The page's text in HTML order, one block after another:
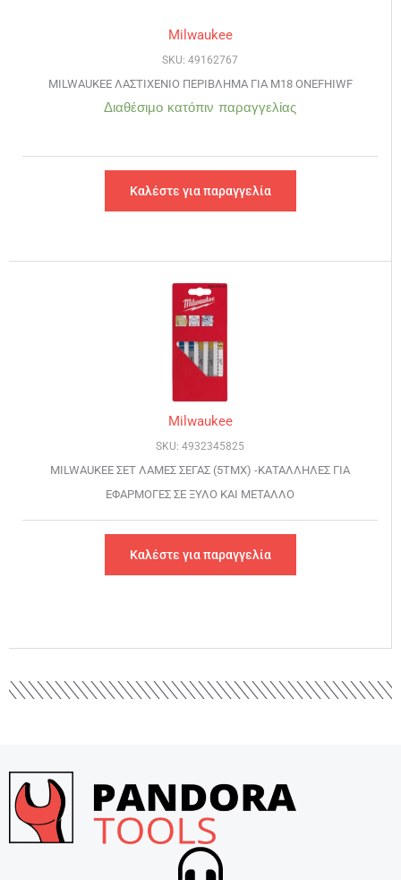
Milwaukee
SKU: 49162767
MILWAUKEE ΛΑΣΤΙΧΕΝΙΟ ΠΕΡΙΒΛΗΜΑ ΓΙΑ M18 ONEFHIWF
Διαθέσιμο κατόπιν παραγγελίας
Καλέστε για παραγγελία
Milwaukee
SKU: 4932345825
MILWAUKEE ΣΕΤ ΛΑΜΕΣ ΣΕΓΑΣ (5ΤΜΧ) -ΚΑΤΑΛΛΗΛΕΣ ΓΙΑ
ΕΦΑΡΜΟΓΕΣ ΣΕ ΞΥΛΟ ΚΑΙ ΜΕΤΑΛΛΟ
Καλέστε για παραγγελία